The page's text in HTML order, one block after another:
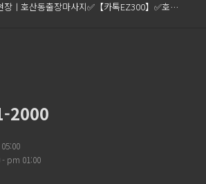
장ㅣ호산동출장마사지✅【카톡EZ300】✅호…
2000
- pm 01:00